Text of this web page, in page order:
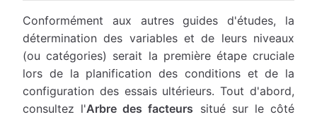
Conformément aux autres guides d'études, la
détermination des variables et de leurs niveaux
(ou catégories) serait la première étape cruciale
lors de la planification des conditions et de la
configuration des essais ultérieurs. Tout d'abord,
consultez l'Arbre des facteurs situé sur le côté